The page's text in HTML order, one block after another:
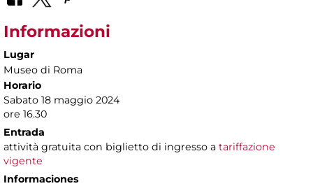
Informazioni
Lugar
Museo di Roma
Horario
Sabato 18 maggio 2024
ore 16.30
Entrada
attività gratuita con biglietto di ingresso a tariffazione
vigente
Informaciones